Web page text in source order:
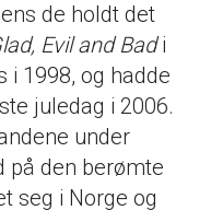
de holdt det
Evil and Badi
i 1998, og hadde
juledag i 2006.
under
på den berømte
seg i Norge og